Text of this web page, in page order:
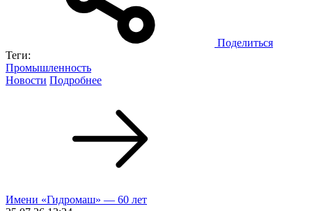
Поделиться
Теги:
Промышленность
Новости Подробнее
Имени «Гидромаш» — 60 лет